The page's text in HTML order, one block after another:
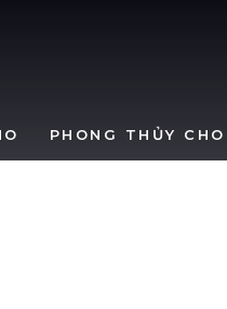
PHONG THỦY